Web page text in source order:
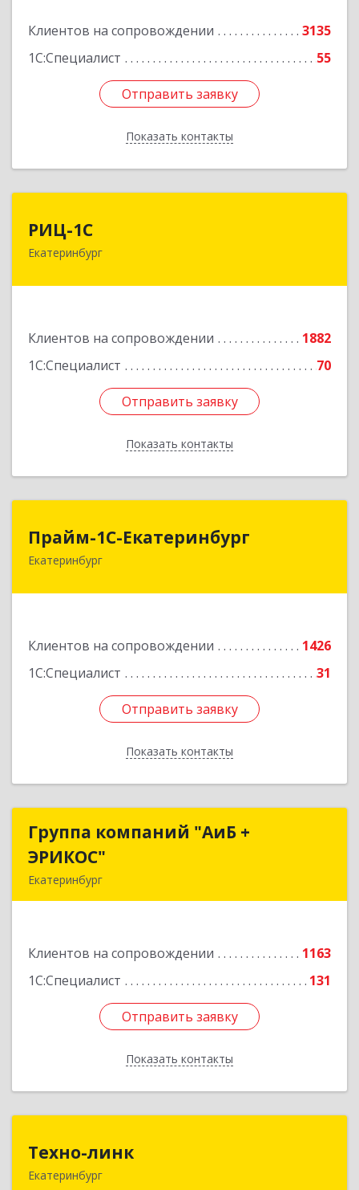
Клиентов на сопровождении
3135
1С:Специалист
55
Отправить заявку
Показать контакты
Отправить заявку
Назад
РИЦ-1С
Екатеринбург
Клиентов на сопровождении
1882
1С:Специалист
70
Отправить заявку
Показать контакты
620102, Свердловская обл, Екатеринбург г,
Отправить заявку
Назад
Прайм-1С-Екатеринбург
Екатеринбург
Клиентов на сопровождении
1426
1С:Специалист
31
Отправить заявку
Показать контакты
Прайм-1С-Екатеринбург
620142, Свердловская обл, Екатеринбург г, 8
Отправить заявку
Назад
Группа компаний "АиБ +
ЭРИКОС"
Екатеринбург
Клиентов на сопровождении
1163
1С:Специалист
131
Отправить заявку
Показать контакты
Группа компаний "АиБ +
Подробнее
Отправить заявку
Назад
Техно-линк
Екатеринбург
620000, Свердловская обл, Екатеринбург г,